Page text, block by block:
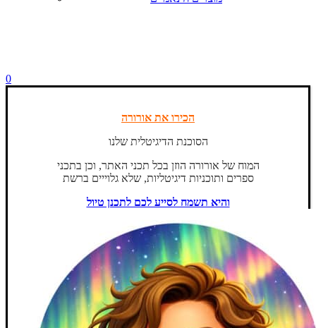
0
הכירו את אורורה
הסוכנת הדיגיטלית שלנו
המוח של אורורה הוזן בכל תכני האתר, וכן בתכני
ספרים ותוכניות דיגיטליות, שלא גלוייים ברשת
והיא תשמח לסייע לכם לתכנן טיול